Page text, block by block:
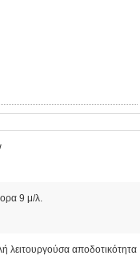
9 μ/λ.
λειτουργούσα αποδοτικότητα